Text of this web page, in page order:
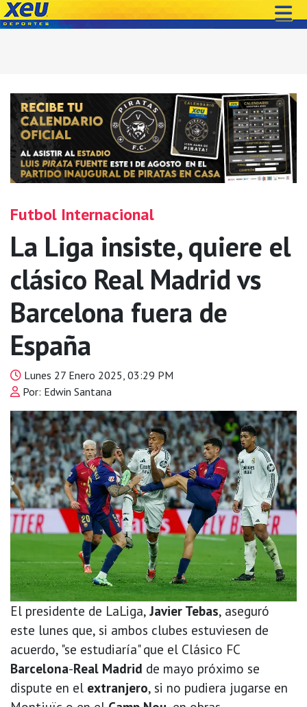
Futbol Internacional
La Liga insiste, quiere el
clásico Real Madrid vs
Barcelona fuera de
España
Lunes 27 Enero 2025, 03:29 PM
Por: Edwin Santana
El presidente de LaLiga, Javier Tebas, aseguró
este lunes que, si ambos clubes estuviesen de
acuerdo, "se estudiaría" que el Clásico FC
Barcelona-Real Madrid de mayo próximo se
dispute en el extranjero, si no pudiera jugarse en